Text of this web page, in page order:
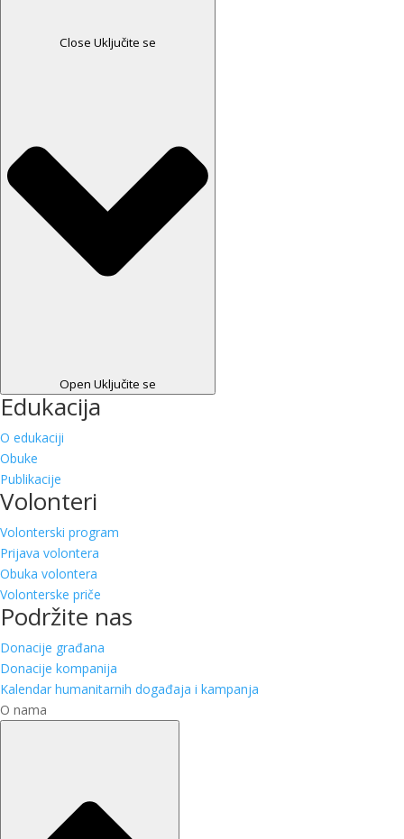
Close Uključite se
Open Uključite se
Edukacija
O edukaciji
Obuke
Publikacije
Volonteri
Volonterski program
Prijava volontera
Obuka volontera
Volonterske priče
Podržite nas
Donacije građana
Donacije kompanija
Kalendar humanitarnih događaja i kampanja
O nama